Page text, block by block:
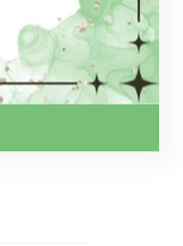
次のページ >